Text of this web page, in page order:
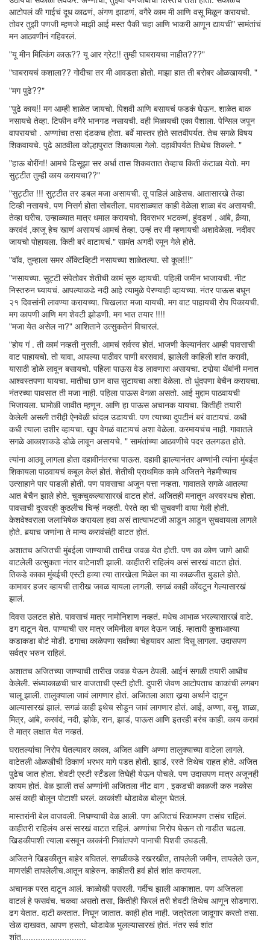
आटोपलं की गाईचं दूध काढणं, अंगण झाडणं, वगैरे काम मी आणि वसू मिळून करायचो.
तोवर तुझी पणजी म्हणजे माझी आई मस्त पैकी चहा आणि भाकरी आणून द्यायची" सामंतांचं
मन आठवणीनं गहिवरलं.
"यू मीन मिल्किंग काऊ?? यू आर ग्रेट!! तुम्ही घाबरायचा नाहीत???"
"घाबरायचं कशाला?? गोदीचा तर मी आवडता होतो. माझा हात ती बरोबर ओळखायची. "
"मग पुढे??"
"पुढे काय!! मग आम्ही शाळेत जायचो. पिशवी आणि बसायचं फडकं घेऊन. शाळेत बाक
नसायचे तेव्हा. टिफीन वगैरे भानगड नसायची. वही मिळायची एका पैशाला. पेन्सिल जपून
वापरायचो . अण्णांचा तसा दंडकच होता. बर्वे मास्तर होते सातवीपर्यत. तेच सगळे विषय
शिकवायचे. पुढे आठवीला कोल्हापुरात शिकायला गेलो. दहावीपर्यत तिथेच शिकलो. "
"हाऊ बोरींग!! आमचे डिसूझा सर अर्धा तास शिकवतात तेव्हाच किती कंटाळा येतो. मग
सुट्टीत तुम्ही काय करायचा??"
"सुट्टीत !!! सुट्टीत तर डबल मजा असायची. तू पाहिलं आहेसच. आतासारखे तेव्हा
टिव्ही नसायचे. पण निसर्ग होता सोबतीला. पावसाळ्यात काही वेळेला शाळा बंद असायची.
तेव्हा घरीच. उन्हाळ्यात मात्र धमाल करायचो. दिवसभर भटकणं, हुंदडणं . आंबे, कैर्‍या,
करवंदं ,काजू हेच खाणं असायचं आमचं तेव्हा. उन्हं तर मी म्हणायची अशावेळेला. नदीवर
जायचो पोहायला. किती बरं वाटायचं." सामंत अगदी रमून गेले होते.
"वॉव, तुम्हाला समर अ‍ॅक्टिव्हिटी नसायच्या शाळेतल्या. सो कूल!!!"
"नसायच्या. सुट्टी संपेतोवर शेतीची कामं सुरु व्हायची. पहिली जमीन भाजायची. नीट
निस्तरुन घ्यायचं. आपल्याकडे नदी आहे त्यामुळे पेरण्याही व्हायच्या. नंतर पाऊस बघून
२१ दिवसांनी लावण्या करायच्या. चिखलात मजा यायची. मग वाट पाहायची रोप पिकायची.
मग कापणी आणि मग शेवटी झोडणी. मग भात तयार !!!!
"मजा येत असेल ना?" आशिताने उत्सुकतेनं विचारलं.
"होय गं . ती कामं नव्हती नुसती. आमचं सर्वस्व होतं. भाजणी केल्यानंतर आम्ही पावसाची
वाट पाहायचो. तो यावा, आपल्या पाठीवर पाणी बरसवावं, झालेली काहिली शांत करावी,
यासाठी डोळे लावून बसायचो. पहिला पाऊस वेड लावणारा असायचा. टपोर्‍या थेंबांनी मनात
आश्वस्तपणा यायचा. मातीचा छान वास सुटायचा अशा वेळेला. तो धुंदपणा बेचैन करायचा.
नंतरच्या पावसात ती मजा नाही. पहिला पाऊस वेगळा असतो. आई मुद्दाम पाठवायची
भिजायला. घामोळी जावीत म्हणून. आणि हा पाऊस अचानक यायचा. कितीही तयारी
केलेली असली तरीही ऐनवेळी धांदल उडायची. पण त्याच्या दुपटीनं बरं वाटायचं. कधी
कधी त्याला उशीर व्हायचा. खूप वेगळं वाटायचं अशा वेळेला. करमायचंच नाही. गावातले
सगळे आकाशाकडे डोळे लावून असायचे. " सामंतांच्या आठवणीचे पदर उलगडत होते.
त्यांना आठवू लागला होता दहावीनंतरचा पाऊस. दहावी झाल्यानंतर अण्णांनी त्यांना मुंबईत
शिकायला पाठवायचं कबूल केलं होतं. शेतीची प्राथमिक कामे अजितने नेहमीच्याच
उत्साहाने पार पाडली होती. पण पावसाचा अजून पत्ता नव्हता. गावातले सगळे आतल्या
आत बेचैन झाले होते. चुकचुकल्यासारखं वाटत होतं. अजितही मनातून अस्वस्थच होता.
पावसाची दूरवरही कुठलीच चिन्हं नव्हती. पेरते व्हा ची सुचवणी वाया गेली होती.
केशवेश्वराला जलाभिषेक करायला हवा असं तात्याभटजी आडून आडून सुचवायला लागले
होते. बर्‍याच जणांना ते मान्य करावंसंही वाटत होतं.
अशातच अजितची मुंबईला जाण्याची तारीख जवळ येत होती. पण का कोण जाणे आधी
वाटलेली उत्सुकता नंतर वाटेनाशी झाली. काहीतरी राहिलंय असं सारखं वाटत होतं.
तिकडे काका मुंबईची एस्टी हव्या त्या तारखेला मिळेल का या काळजीत बुडाले होते.
कामावर हजर व्हायची तारीख जवळ यायला लागली. सगळं काही कोंदटून गेल्यासारखं
झालं.
दिवस उलटत होते. पावसाचं मात्र नामोनिशाण नव्हतं. मधेच आभाळ भरल्यासारखं वाटे.
ढग दाटून येत. पाण्याची सर मात्र जमिनीला बगल देऊन जाई. म्हातारी कुशाआत्या
कडाकडा बोटं मोडी. ढगाचा काळेपणा सर्वांच्या चेहर्‍यावर आता दिसू लागला. उदासपण
सर्वत्र भरुन राहिलं.
अशातच अजितच्या जाण्याची तारीख जवळ येऊन ठेपली. आईनं सगळी तयारी आधीच
केलेली. संध्याकाळची चार वाजताची एस्टी होती. दुपारी जेवण आटोपताच काकांची लगबग
चालू झाली. तालुक्याला जावं लागणार होतं. अजितला आता खर्‍या अर्थाने दाटून
आल्यासारखं झालं. सगळं काही इथेच सोडून जावं लागणार होतं. आई, अण्णा, वसू, शाळा,
मित्र, आंबे, करवंदं, नदी, झोके, रान, झाडं, पाऊस आणि इतरही बरंच काही. काय करावं
ते मात्र लक्षात येत नव्हतं.
घरातल्यांचा निरोप घेतल्यावर काका, अजित आणि अण्णा तालुक्याच्या वाटेला लागले.
वाटेतली ओळखीची ठिकाणं भरभर मागे पडत होती. झाडं, रस्ते तिथेच राहत होते. अजित
पुढेच जात होता. शेवटी एस्टी स्टँडला तिघेही येऊन पोचले. पण उदासपण मात्र अजूनही
कायम होतं. वेळ झाली तसं अण्णांनी अजितला नीट वाग , इकडची काळजी करु नकोस
असं काही बोलून पोटाशी धरलं. काकांशी थोडावेळ बोलून घेतलं.
मास्तरांनी बेल वाजवली. निघण्याची वेळ आली. पण अजितचं रिकामपण तसंच राहिलं.
काहीतरी राहिलंय असं सारखं वाटत राहिलं. अण्णांचा निरोप घेऊन तो गाडीत चढला.
खिडकीपाशी त्याला बसवून काकांनी निवांतपणे पानाची पिशवी उघडली.
अजितने खिडकीतून बाहेर बघितलं. सगळीकडे रखरखीत, तापलेली जमीन, तापलेले ऊन,
माणसंही तापलेलीच.आतून बाहेरुन. काहीतरी हवं होतं शांत करायला.
अचानक परत दाटून आलं. काळोखी पसरली. गर्दीच झाली आकाशात. पण अजितला
वाटलं हे फसवंच. चकवा असतो तसा, कितीही फिरलं तरी शेवटी तिथेच आणून सोडणारा.
ढग येतात. दाटी करतात. निघून जातात. काही होत नाही. जत्रेतला जादूगार करतो तसा.
खेळ दाखवत, आपण हसतो, थोडावेळ भुलल्यासारखं होतं. नंतर सर्व शांत
शांत...........................